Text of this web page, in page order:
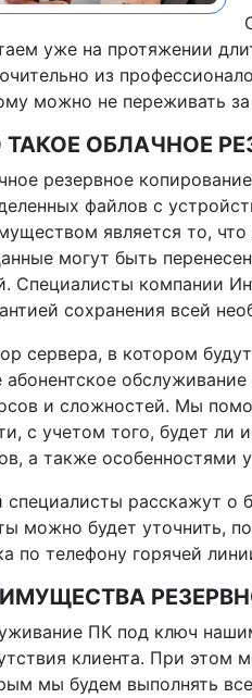
уже на протяжении
из
можно не переживать
ТАКОЕ ОБЛАЧНОЕ
резервное
файлов с
является то,
могут быть
Специалисты компании
сохранения всей
сервера, в котором
и сложностей. Мы
с учетом того, будет ли
а также особенностями
расскажут о
можно будет уточнить,
по телефону горячей
ПК под ключ
клиента. При этом
мы будем выполнять